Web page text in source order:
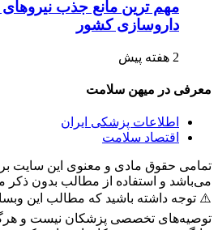
مهم ترین مانع جذب
داروسازی کشور
2 هفته پیش
معرفی در میهن سلامت
اطلاعات پزشکی ایران
اقتصاد سلامت
تمامی حقوق مادی و معنوی این سایت
می‌باشد و استفاده از مطالب بدون ذکر
⚠️ توجه داشته باشید که مطالب این
توصیه‌های تخصصی پزشکان نیست و